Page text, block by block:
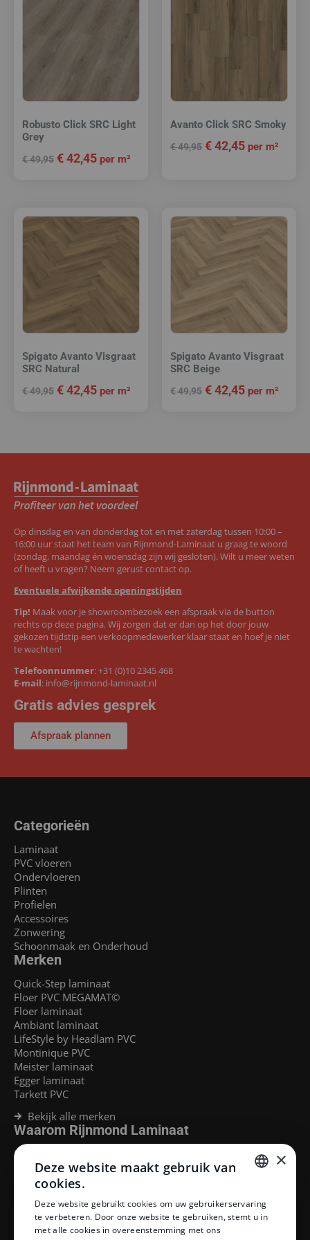
Robusto Click SRC Light
Grey
€49,95 €42,45 per m²
Avanto Click SRC Smoky
€49,95 €42,45 per m²
Spigato Avanto Visgraat
SRC Natural
€49,95 €42,45 per m²
Spigato Avanto Visgraat
SRC Beige
€49,95 €42,45 per m²
Op dinsdag en van donderdag tot en met zaterdag tussen 10:00 –
16:00 uur staat het team van Rijnmond-Laminaat u graag te woord
(zondag, maandag én woensdag zijn wij gesloten). Wilt u meer weten
of heeft u vragen? Neem gerust contact op.
Eventuele afwijkende openingstijden
Tip! Maak voor je showroombezoek een afspraak via de button
rechts op deze pagina. Wij zorgen dat er dan op het door jouw
gekozen tijdstip een verkoopmedewerker klaar staat en hoef je niet
te wachten!
Telefoonnummer:+31 (0)10 2345 468
E-mail: info@rijnmond-laminaat.nl
Gratis advies gesprek
Afspraak plannen
Categorieën
Laminaat
PVC vloeren
Ondervloeren
Plinten
Profielen
Accessoires
Zonwering
Schoonmaak en Onderhoud
Merken
Quick-Step laminaat
Floer PVC MEGAMAT©
Floer laminaat
Ambiant laminaat
LifeStyle by Headlam PVC
Montinique PVC
Meister laminaat
Egger laminaat
Tarkett PVC
Bekijk alle merken
Waarom Rijnmond Laminaat
Legservice
Laminaat Capelle aan den Ijssel
Laminaat voor vloerverwarming
Klantenservice
Betaalmethoden
DUTCH
×
Deze website maakt gebruik van
cookies.
Deze website gebruikt cookies om uw gebruikerservaring
te verbeteren. Door onze website te gebruiken, stemt u in
met alle cookies in overeenstemming met ons